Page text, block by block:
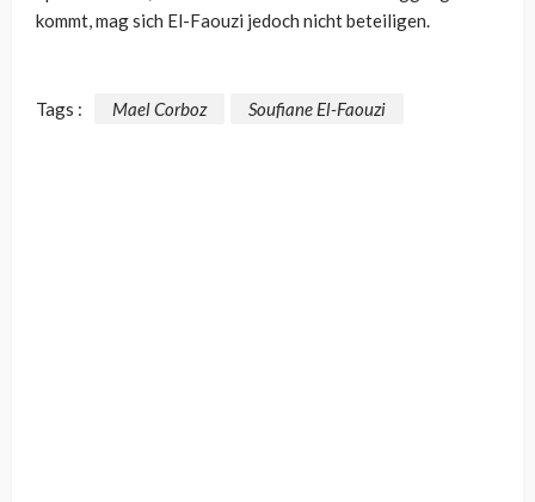
kommt, mag sich El-Faouzi jedoch nicht beteiligen.
Tags : Mael Corboz Soufiane El-Faouzi